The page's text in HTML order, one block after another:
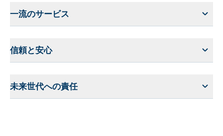
一流のサービス
信頼と安心
未来世代への責任